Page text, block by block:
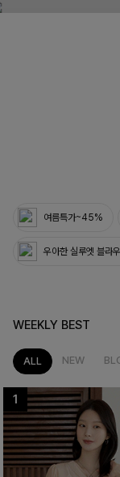
여름특가~45%
우아한 실루엣 블라
WEEKLY BEST
ALL NEW